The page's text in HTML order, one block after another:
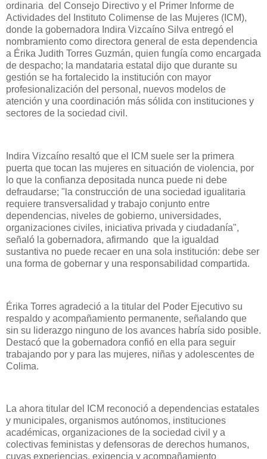
ordinaria del Consejo Directivo y el Primer Informe de
Actividades del Instituto Colimense de las Mujeres (ICM),
donde la gobernadora Indira Vizcaíno Silva entregó el
nombramiento como directora general de esta dependencia
a Érika Judith Torres Guzmán, quien fungía como encargada
de despacho; la mandataria estatal dijo que durante su
gestión se ha fortalecido la institución con mayor
profesionalización del personal, nuevos modelos de
atención y una coordinación más sólida con instituciones y
sectores de la sociedad civil.
Indira Vizcaíno resaltó que el ICM suele ser la primera
puerta que tocan las mujeres en situación de violencia, por
lo que la confianza depositada nunca puede ni debe
defraudarse; "la construcción de una sociedad igualitaria
requiere transversalidad y trabajo conjunto entre
dependencias, niveles de gobierno, universidades,
organizaciones civiles, iniciativa privada y ciudadanía",
señaló la gobernadora, afirmando que la igualdad
sustantiva no puede recaer en una sola institución: debe ser
una forma de gobernar y una responsabilidad compartida.
Érika Torres agradeció a la titular del Poder Ejecutivo su
respaldo y acompañamiento permanente, señalando que
sin su liderazgo ninguno de los avances habría sido posible.
Destacó que la gobernadora confió en ella para seguir
trabajando por y para las mujeres, niñas y adolescentes de
Colima.
La ahora titular del ICM reconoció a dependencias estatales
y municipales, organismos autónomos, instituciones
académicas, organizaciones de la sociedad civil y a
colectivas feministas y defensoras de derechos humanos,
cuyas experiencias, exigencia y acompañamiento